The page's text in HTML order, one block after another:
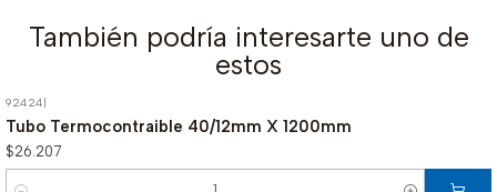
También podría interesarte uno de
estos
92424
Tubo Termocontraible 40/12mm X 1200mm
$26.207